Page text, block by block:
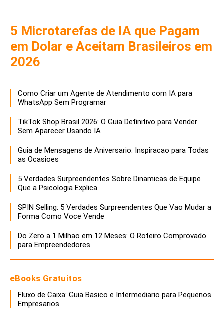
5 Microtarefas de IA que Pagam
em Dolar e Aceitam Brasileiros em
2026
Como Criar um Agente de Atendimento com IA para
WhatsApp Sem Programar
TikTok Shop Brasil 2026: O Guia Definitivo para Vender
Sem Aparecer Usando IA
Guia de Mensagens de Aniversario: Inspiracao para Todas
as Ocasioes
5 Verdades Surpreendentes Sobre Dinamicas de Equipe
Que a Psicologia Explica
SPIN Selling: 5 Verdades Surpreendentes Que Vao Mudar a
Forma Como Voce Vende
Do Zero a 1 Milhao em 12 Meses: O Roteiro Comprovado
para Empreendedores
eBooks Gratuitos
Fluxo de Caixa: Guia Basico e Intermediario para Pequenos
Empresarios